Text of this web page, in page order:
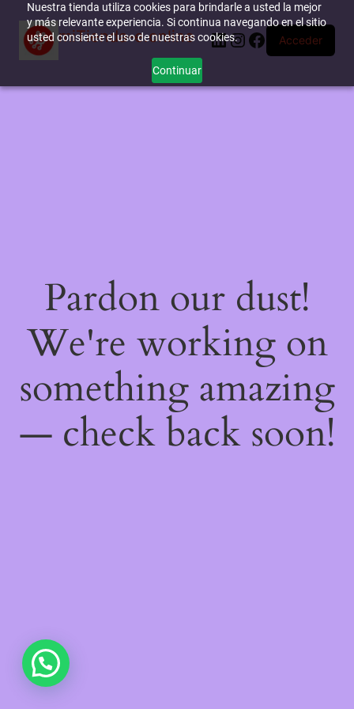
Nuestra tienda utiliza cookies para brindarle a usted la mejor
y más relevante experiencia. Si continua navegando en el sitio
usted consiente el uso de nuestras cookies.
Continuar
miTienda-e.online LinkedIn
Instagram
Facebook
Acceder
Pardon our dust!
We're working on
something amazing
— check back soon!